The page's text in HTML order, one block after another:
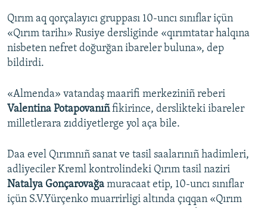
Qırım aq qorçalayıcı gruppası 10-uncı sınıflar içün
«Qırım tarihı» Rusiye dersliginde «qırımtatar halqına
nisbeten nefret doğurğan ibareler buluna», dep
bildirdi.
«Almenda» vatandaş maarifi merkeziniñ reberi
Valentina Potapovanıñfikirince, derslikteki ibareler
milletlerara zıddiyetlerge yol aça bile.
Daa evel Qırımnıñ sanat ve tasil saalarınıñ hadimleri,
adliyeciler Kreml kontrolindeki Qırım tasil naziri
Natalya Gonçarovağa muracaat etip, 10-uncı sınıflar
içün S.V.Yürçenko muarrirligi altında çıqqan «Qırım